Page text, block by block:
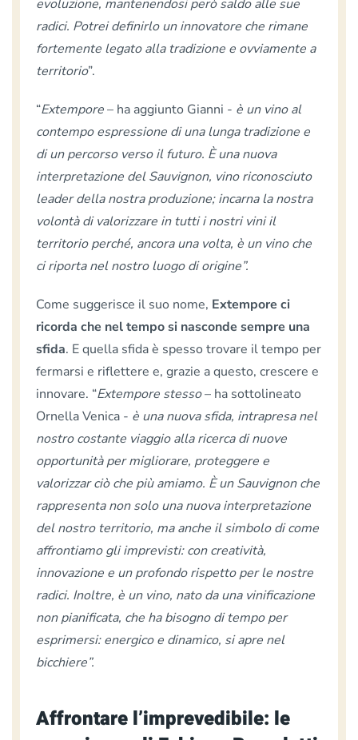
evoluzione, mantenendosi però saldo alle sue
radici. Potrei definirlo un innovatore che rimane
fortemente legato alla tradizione e ovviamente a
territorio”.
“Extempore– ha aggiunto Gianni - è un vino al
contempo espressione di una lunga tradizione e
di un percorso verso il futuro. È una nuova
interpretazione del Sauvignon, vino riconosciuto
leader della nostra produzione; incarna la nostra
volontà di valorizzare in tutti i nostri vini il
territorio perché, ancora una volta, è un vino che
ci riporta nel nostro luogo di origine”.
Come suggerisce il suo nome, Extempore ci
ricorda che nel tempo si nasconde sempre una
sfida. E quella sfida è spesso trovare il tempo per
fermarsi e riflettere e, grazie a questo, crescere e
innovare. “Extempore stesso– ha sottolineato
Ornella Venica - è una nuova sfida, intrapresa nel
nostro costante viaggio alla ricerca di nuove
opportunità per migliorare, proteggere e
valorizzar ciò che più amiamo. È un Sauvignon che
rappresenta non solo una nuova interpretazione
del nostro territorio, ma anche il simbolo di come
affrontiamo gli imprevisti: con creatività,
innovazione e un profondo rispetto per le nostre
radici. Inoltre, è un vino, nato da una vinificazione
non pianificata, che ha bisogno di tempo per
esprimersi: energico e dinamico, si apre nel
bicchiere”.
Affrontare l’imprevedibile: le